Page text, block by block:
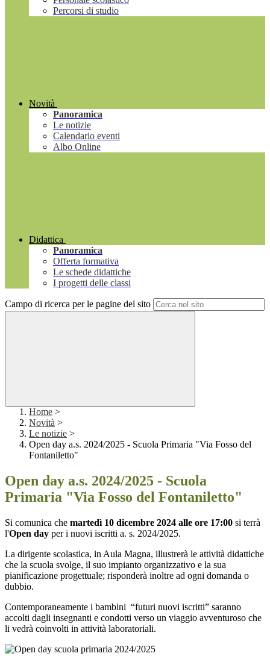
Percorsi di studio
Novità
Panoramica
Le notizie
Calendario eventi
Albo Online
Didattica
Panoramica
Offerta formativa
Le schede didattiche
I progetti delle classi
Campo di ricerca per le pagine del sito
Home >
Novità >
Le notizie >
Open day a.s. 2024/2025 - Scuola Primaria "Via Fosso del
Fontaniletto"
Open day a.s. 2024/2025 - Scuola
Primaria "Via Fosso del Fontaniletto"
Si comunica che martedì 10 dicembre 2024 alle ore 17:00 si terrà
l'Open day per i nuovi iscritti a. s. 2024/2025.
La dirigente scolastica, in Aula Magna, illustrerà le attività didattiche
che la scuola svolge, il suo impianto organizzativo e la sua
pianificazione progettuale; risponderà inoltre ad ogni domanda o
dubbio.
Contemporaneamente i bambini “futuri nuovi iscritti” saranno
accolti dagli insegnanti e condotti verso un viaggio avventuroso che
li vedrà coinvolti in attività laboratoriali.